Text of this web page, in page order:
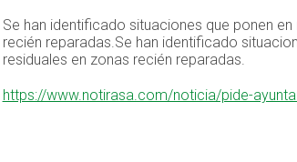
Se han identificado situaciones que ponen
recién reparadas.Se han identificado
residuales en zonas recién reparadas.
https://www.notirasa.com/noticia/pide-